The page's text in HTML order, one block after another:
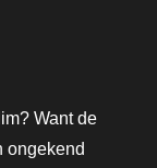
Want de
ongekend